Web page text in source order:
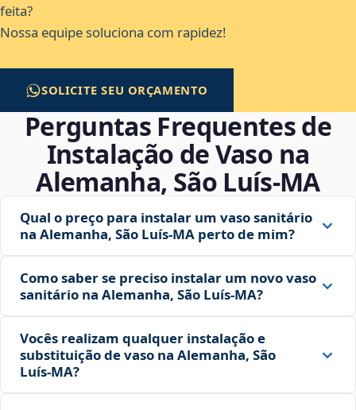
feita?
Nossa equipe soluciona com rapidez!
SOLICITE SEU ORÇAMENTO
Perguntas Frequentes de
Instalação de Vaso na
Alemanha, São Luís‑MA
Qual o preço para instalar um vaso sanitário
na Alemanha, São Luís‑MA perto de mim?
Como saber se preciso instalar um novo vaso
sanitário na Alemanha, São Luís‑MA?
Vocês realizam qualquer instalação e
substituição de vaso na Alemanha, São
Luís‑MA?